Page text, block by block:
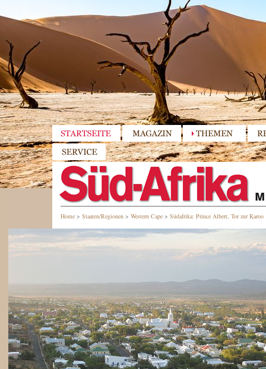
Home > Staaten/Regionen > Western Cape > Südafrika: Prince Albert, Tor zur Karoo